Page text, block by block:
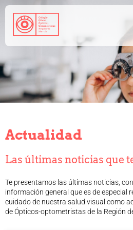
Salud visual
Preguntas frecuentes
Profesionales
Precolegiación
Empleo
Tablón de anuncios
Actualidad
Las últimas noticias que
Te presentamos las últimas noticias,
información general que es de especial
cuidado de nuestra salud visual como
de Ópticos-optometristas de la Región